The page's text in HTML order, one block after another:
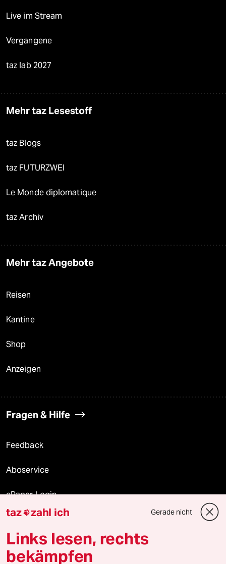
Live im Stream
Vergangene
taz lab 2027
Mehr taz Lesestoff
taz Blogs
taz FUTURZWEI
Le Monde diplomatique
taz Archiv
Mehr taz Angebote
Reisen
Kantine
Shop
Anzeigen
Fragen & Hilfe
Feedback
Aboservice
ePaper Login
Downloads für Abonnierende
taz zahl ich Gerade nicht
Links lesen, rechts
bekämpfen